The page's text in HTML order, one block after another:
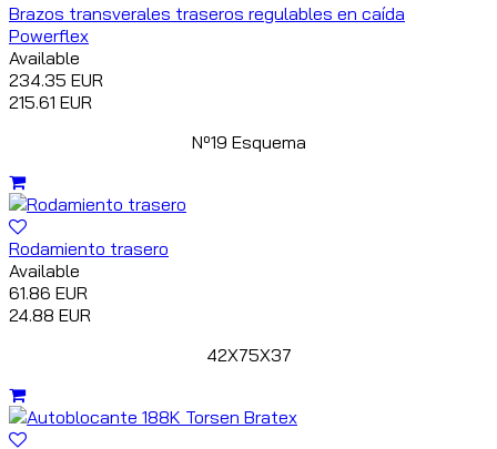
Brazos transverales traseros regulables en caída
Powerflex
Available
234.35 EUR
215.61 EUR
Nº19 Esquema
Rodamiento trasero
Available
61.86 EUR
24.88 EUR
42X75X37